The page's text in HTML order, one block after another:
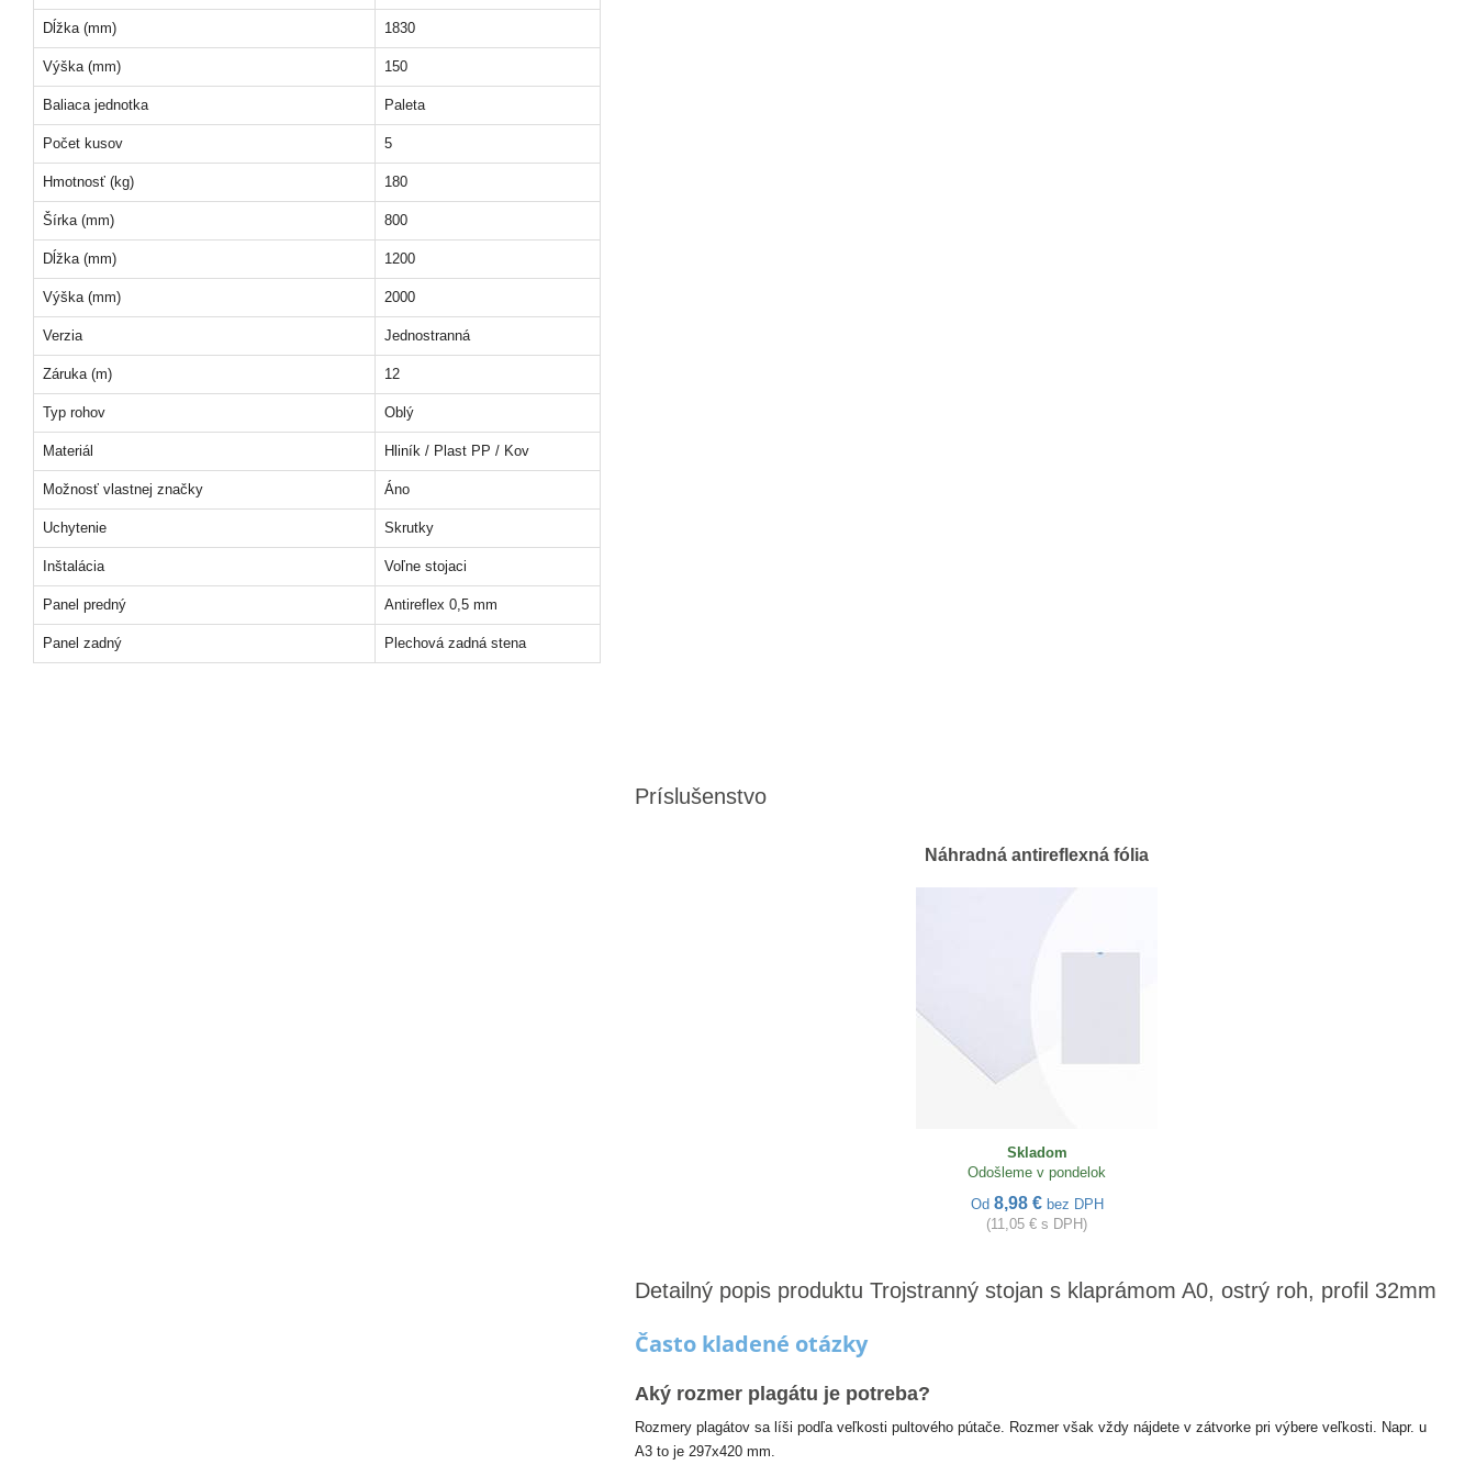
Dĺžka (mm) 1830
Výška (mm) 150
Baliaca jednotka Paleta
Počet kusov 5
Hmotnosť (kg) 180
Šírka (mm) 800
Dĺžka (mm) 1200
Výška (mm) 2000
Verzia Jednostranná
Záruka (m) 12
Typ rohov Oblý
Materiál Hliník / Plast PP / Kov
Možnosť vlastnej značky Áno
Uchytenie Skrutky
Inštalácia Voľne stojaci
Panel predný Antireflex 0,5 mm
Panel zadný Plechová zadná stena
Príslušenstvo
Náhradná antireflexná fólia
Skladom
Odošleme v pondelok
Od 8,98 € bez DPH
(11,05 € s DPH)
Detailný popis produktu Trojstranný stojan s klaprámom A0, ostrý roh, profil 32mm
Často kladené otázky
Aký rozmer plagátu je potreba?
Rozmery plagátov sa líši podľa veľkosti pultového pútače. Rozmer však vždy nájdete v zátvorke pri výbere veľkosti. Napr. u
A3 to je 297x420 mm.